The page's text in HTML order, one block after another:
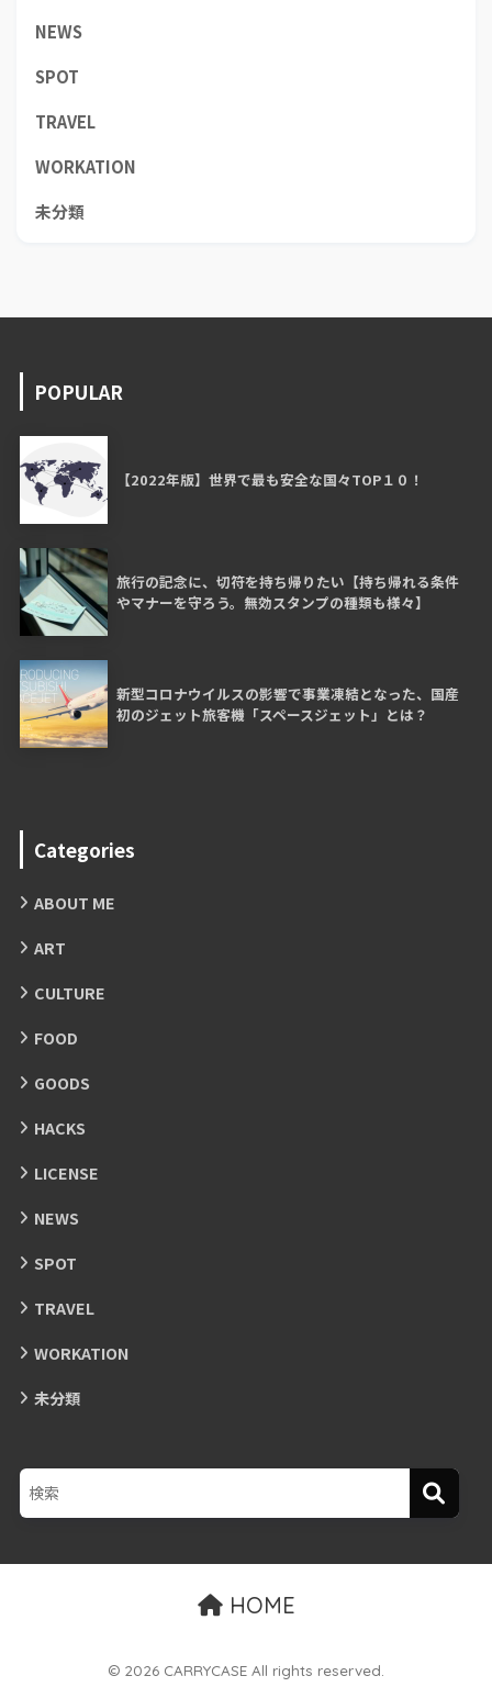
NEWS
SPOT
TRAVEL
WORKATION
未分類
POPULAR
【2022年版】世界で最も安全な国々TOP１０！
旅行の記念に、切符を持ち帰りたい【持ち帰れる条件
やマナーを守ろう。無効スタンプの種類も様々】
新型コロナウイルスの影響で事業凍結となった、国産
初のジェット旅客機「スペースジェット」とは？
Categories
ABOUT ME
ART
CULTURE
FOOD
GOODS
HACKS
LICENSE
NEWS
SPOT
TRAVEL
WORKATION
未分類
HOME
© 2026 CARRYCASE All rights reserved.